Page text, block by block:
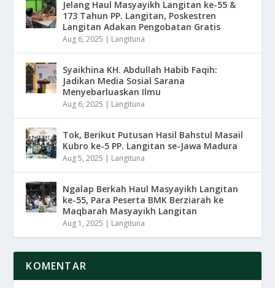
Jelang Haul Masyayikh Langitan ke-55 &
173 Tahun PP. Langitan, Poskestren
Langitan Adakan Pengobatan Gratis
Aug 6, 2025 | Langituna
Syaikhina KH. Abdullah Habib Faqih:
Jadikan Media Sosial Sarana
Menyebarluaskan Ilmu
Aug 6, 2025 | Langituna
Tok, Berikut Putusan Hasil Bahstul Masail
Kubro ke-5 PP. Langitan se-Jawa Madura
Aug 5, 2025 | Langituna
Ngalap Berkah Haul Masyayikh Langitan
ke-55, Para Peserta BMK Berziarah ke
Maqbarah Masyayikh Langitan
Aug 1, 2025 | Langituna
KOMENTAR